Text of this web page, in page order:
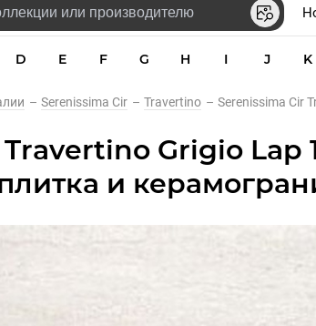
D E F G H I J K
– Serenissima Cir – Travertino – Serenissima Cir
Grigio Lap
и